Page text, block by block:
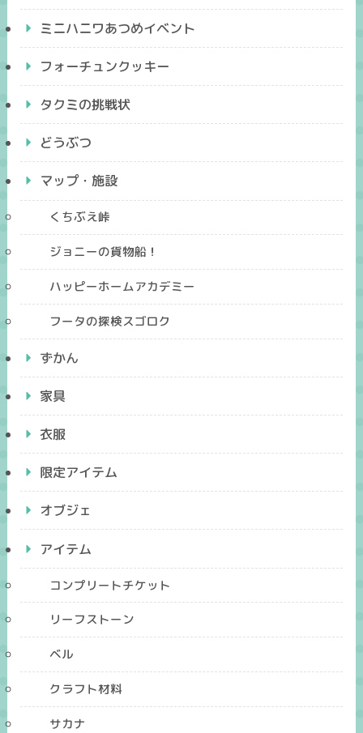
ミニハニワあつめイベント
フォーチュンクッキー
タクミの挑戦状
どうぶつ
マップ・施設
くちぶえ峠
ジョニーの貨物船！
ハッピーホームアカデミー
フータの探検スゴロク
ずかん
家具
衣服
限定アイテム
オブジェ
アイテム
コンプリートチケット
リーフストーン
ベル
クラフト材料
サカナ